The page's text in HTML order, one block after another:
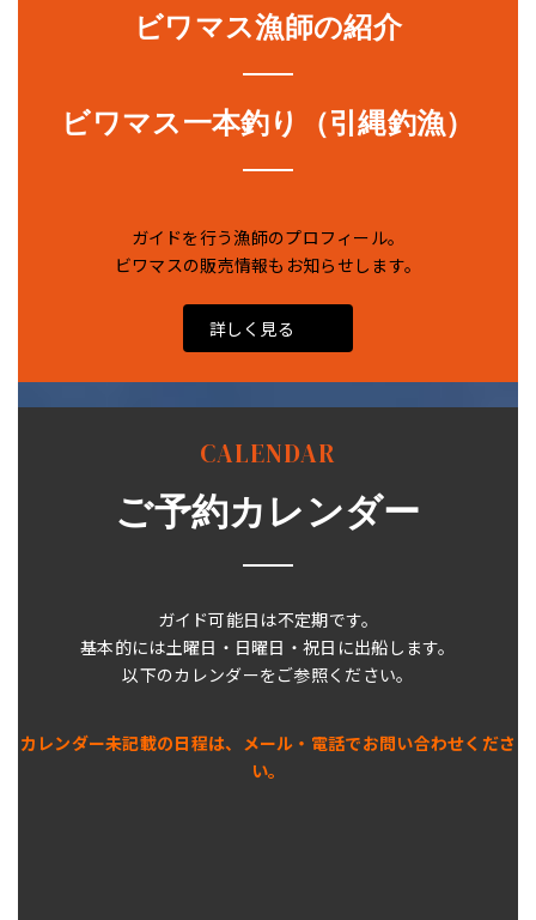
ビワマス漁師の紹介
ビワマス一本釣り（引縄釣漁）
ガイドを行う漁師のプロフィール。
ビワマスの販売情報もお知らせします。
詳しく見る
CALENDAR
ご予約カレンダー
ガイド可能日は不定期です。
基本的には土曜日・日曜日・祝日に出船します。
以下のカレンダーをご参照ください。
カレンダー未記載の日程は、メール・電話でお問い合わせくださ
い。